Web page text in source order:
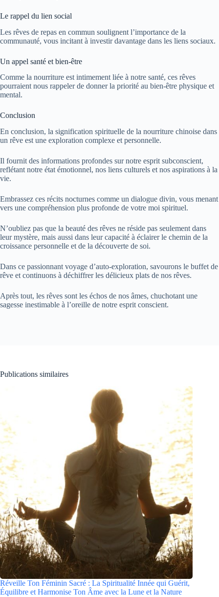
Le rappel du lien social
Les rêves de repas en commun soulignent l’importance de la
communauté, vous incitant à investir davantage dans les liens sociaux.
Un appel santé et bien-être
Comme la nourriture est intimement liée à notre santé, ces rêves
pourraient nous rappeler de donner la priorité au bien-être physique et
mental.
Conclusion
En conclusion, la signification spirituelle de la nourriture chinoise dans
un rêve est une exploration complexe et personnelle.
Il fournit des informations profondes sur notre esprit subconscient,
reflétant notre état émotionnel, nos liens culturels et nos aspirations à la
vie.
Embrassez ces récits nocturnes comme un dialogue divin, vous menant
vers une compréhension plus profonde de votre moi spirituel.
N’oubliez pas que la beauté des rêves ne réside pas seulement dans
leur mystère, mais aussi dans leur capacité à éclairer le chemin de la
croissance personnelle et de la découverte de soi.
Dans ce passionnant voyage d’auto-exploration, savourons le buffet de
rêve et continuons à déchiffrer les délicieux plats de nos rêves.
Après tout, les rêves sont les échos de nos âmes, chuchotant une
sagesse inestimable à l’oreille de notre esprit conscient.
Publications similaires
Réveille Ton Féminin Sacré : La Spiritualité Innée qui Guérit,
Équilibre et Harmonise Ton Âme avec la Lune et la Nature